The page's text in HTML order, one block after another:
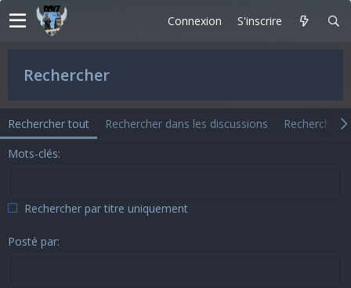
Connexion S'inscrire
Rechercher
Rechercher tout Rechercher dans les discussions
Rechercher
Mots-clés
Rechercher par titre uniquement
Posté par